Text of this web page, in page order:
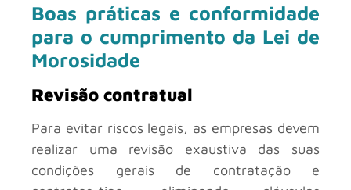
Boas práticas e conformidade
para o cumprimento da Lei de
Morosidade
Revisão contratual
Para evitar riscos legais, as empresas devem
realizar uma revisão exaustiva das suas
condições gerais de contratação e